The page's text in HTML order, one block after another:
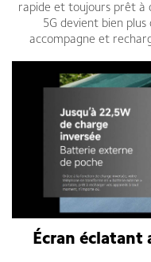
rapide et toujours prêt à
5G devient bien plus
accompagne et
Écran éclatant